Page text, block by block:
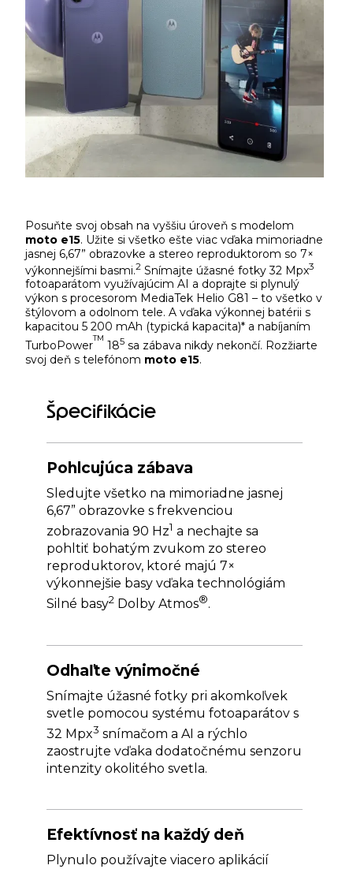
Posuňte svoj obsah na vyššiu úroveň s modelom
moto e15. Užite si všetko ešte viac vďaka mimoriadne
jasnej 6,67” obrazovke a stereo reproduktorom so 7×
výkonnejšími basmi.2 Snímajte úžasné fotky 32 Mpx3
fotoaparátom využívajúcim AI a doprajte si plynulý
výkon s procesorom MediaTek Helio G81 – to všetko v
štýlovom a odolnom tele. A vďaka výkonnej batérii s
kapacitou 5 200 mAh (typická kapacita)* a nabíjaním
TurboPower
TM
185 sa zábava nikdy nekončí. Rozžiarte
svoj deň s telefónom moto e15.
Špecifikácie
Pohlcujúca zábava
Sledujte všetko na mimoriadne jasnej
6,67” obrazovke s frekvenciou
zobrazovania 90 Hz1 a nechajte sa
pohltiť bohatým zvukom zo stereo
reproduktorov, ktoré majú 7×
výkonnejšie basy vďaka technológiám
Silné basy2 Dolby Atmos®.
Odhaľte výnimočné
Snímajte úžasné fotky pri akomkoľvek
svetle pomocou systému fotoaparátov s
32 Mpx3 snímačom a AI a rýchlo
zaostrujte vďaka dodatočnému senzoru
intenzity okolitého svetla.
Efektívnosť na každý deň
Plynulo používajte viacero aplikácií